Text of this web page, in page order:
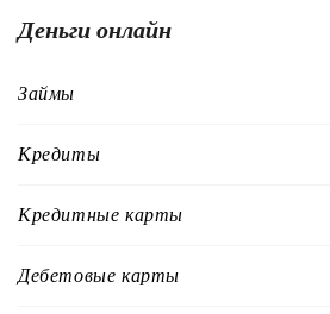
Деньги онлайн
Займы
Кредиты
Кредитные карты
Дебетовые карты